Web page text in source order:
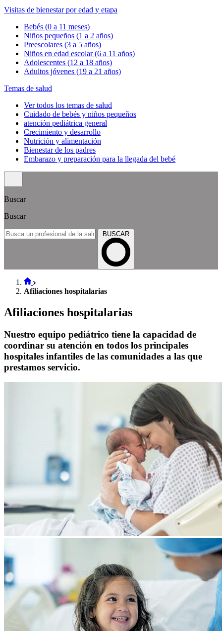
Visitas de bienestar por edad y etapa
Bebés (0 a 11 meses)
Niños pequeños (1 a 2 años)
Preescolares (3 a 5 años)
Niños en edad escolar (6 a 11 años)
Adolescentes (12 a 18 años)
Adultos jóvenes (19 a 21 años)
Temas de salud
Ver todos los temas de salud
Cuidado de bebés y niños pequeños
atención pediátrica general
Crecimiento y desarrollo
Nutrición y alimentación
Bienestar de los padres
Embarazo y preparación para la llegada del bebé
Buscar
Buscar
BUSCAR
Afiliaciones hospitalarias
Afiliaciones hospitalarias
Nuestro equipo pediátrico tiene la capacidad de
coordinar su atención en todos los principales
hospitales infantiles de las comunidades a las que
prestamos servicio.